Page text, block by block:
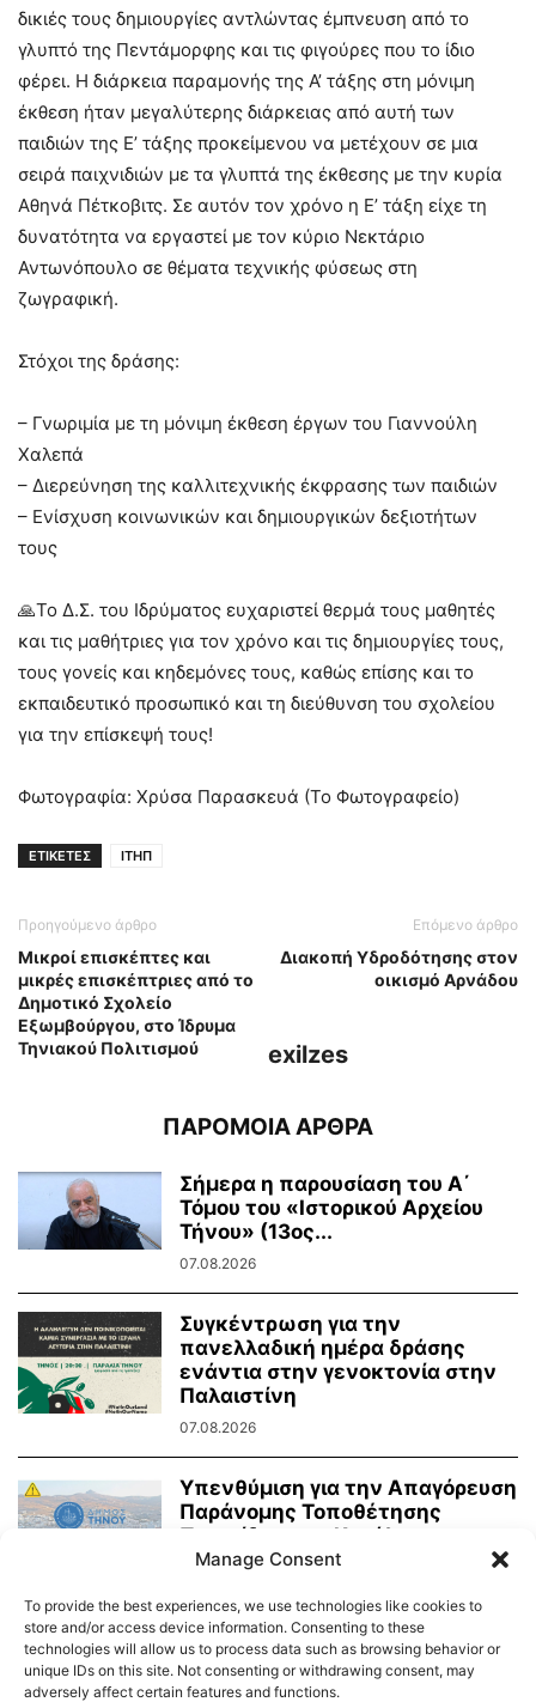
δικιές τους δημιουργίες αντλώντας έμπνευση από το
γλυπτό της Πεντάμορφης και τις φιγούρες που το ίδιο
φέρει. Η διάρκεια παραμονής της Α’ τάξης στη μόνιμη
έκθεση ήταν μεγαλύτερης διάρκειας από αυτή των
παιδιών της Ε’ τάξης προκείμενου να μετέχουν σε μια
σειρά παιχνιδιών με τα γλυπτά της έκθεσης με την κυρία
Αθηνά Πέτκοβιτς. Σε αυτόν τον χρόνο η Ε’ τάξη είχε τη
δυνατότητα να εργαστεί με τον κύριο Νεκτάριο
Αντωνόπουλο σε θέματα τεχνικής φύσεως στη
ζωγραφική.
Στόχοι της δράσης:
– Γνωριμία με τη μόνιμη έκθεση έργων του Γιαννούλη
Χαλεπά
– Διερεύνηση της καλλιτεχνικής έκφρασης των παιδιών
– Ενίσχυση κοινωνικών και δημιουργικών δεξιοτήτων
τους
🙏Το Δ.Σ. του Ιδρύματος ευχαριστεί θερμά τους μαθητές
και τις μαθήτριες για τον χρόνο και τις δημιουργίες τους,
τους γονείς και κηδεμόνες τους, καθώς επίσης και το
εκπαιδευτικό προσωπικό και τη διεύθυνση του σχολείου
για την επίσκεψή τους!
Φωτογραφία: Χρύσα Παρασκευά (Το Φωτογραφείο)
ΕΤΙΚΕΤΕΣ ΙΤΗΠ
Προηγούμενο άρθρο
Μικροί επισκέπτες και
μικρές επισκέπτριες από το
Δημοτικό Σχολείο
Εξωμβούργου, στο Ίδρυμα
Τηνιακού Πολιτισμού
Επόμενο άρθρο
Διακοπή Υδροδότησης στον
οικισμό Αρνάδου
exilzes
ΠΑΡΟΜΟΙΑ ΑΡΘΡΑ
Σήμερα η παρουσίαση του Α΄
Τόμου του «Ιστορικού Αρχείου
Τήνου» (13ος...
07.08.2026
Συγκέντρωση για την
πανελλαδική ημέρα δράσης
ενάντια στην γενοκτονία στην
Παλαιστίνη
07.08.2026
Υπενθύμιση για την Απαγόρευση
Παράνομης Τοποθέτησης
Πινακίδων και Κατάληψης
Κοινόχρηστων Χώρων
Manage Consent
To provide the best experiences, we use technologies like cookies to
store and/or access device information. Consenting to these
technologies will allow us to process data such as browsing behavior or
unique IDs on this site. Not consenting or withdrawing consent, may
adversely affect certain features and functions.